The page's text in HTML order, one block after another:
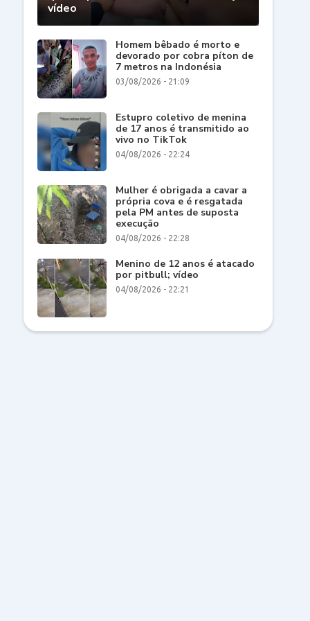
vídeo
Homem bêbado é morto e
devorado por cobra píton de
7 metros na Indonésia
03/08/2026 - 21:09
Estupro coletivo de menina
de 17 anos é transmitido ao
vivo no TikTok
04/08/2026 - 22:24
Mulher é obrigada a cavar a
própria cova e é resgatada
pela PM antes de suposta
execução
04/08/2026 - 22:28
Menino de 12 anos é atacado
por pitbull; vídeo
04/08/2026 - 22:21